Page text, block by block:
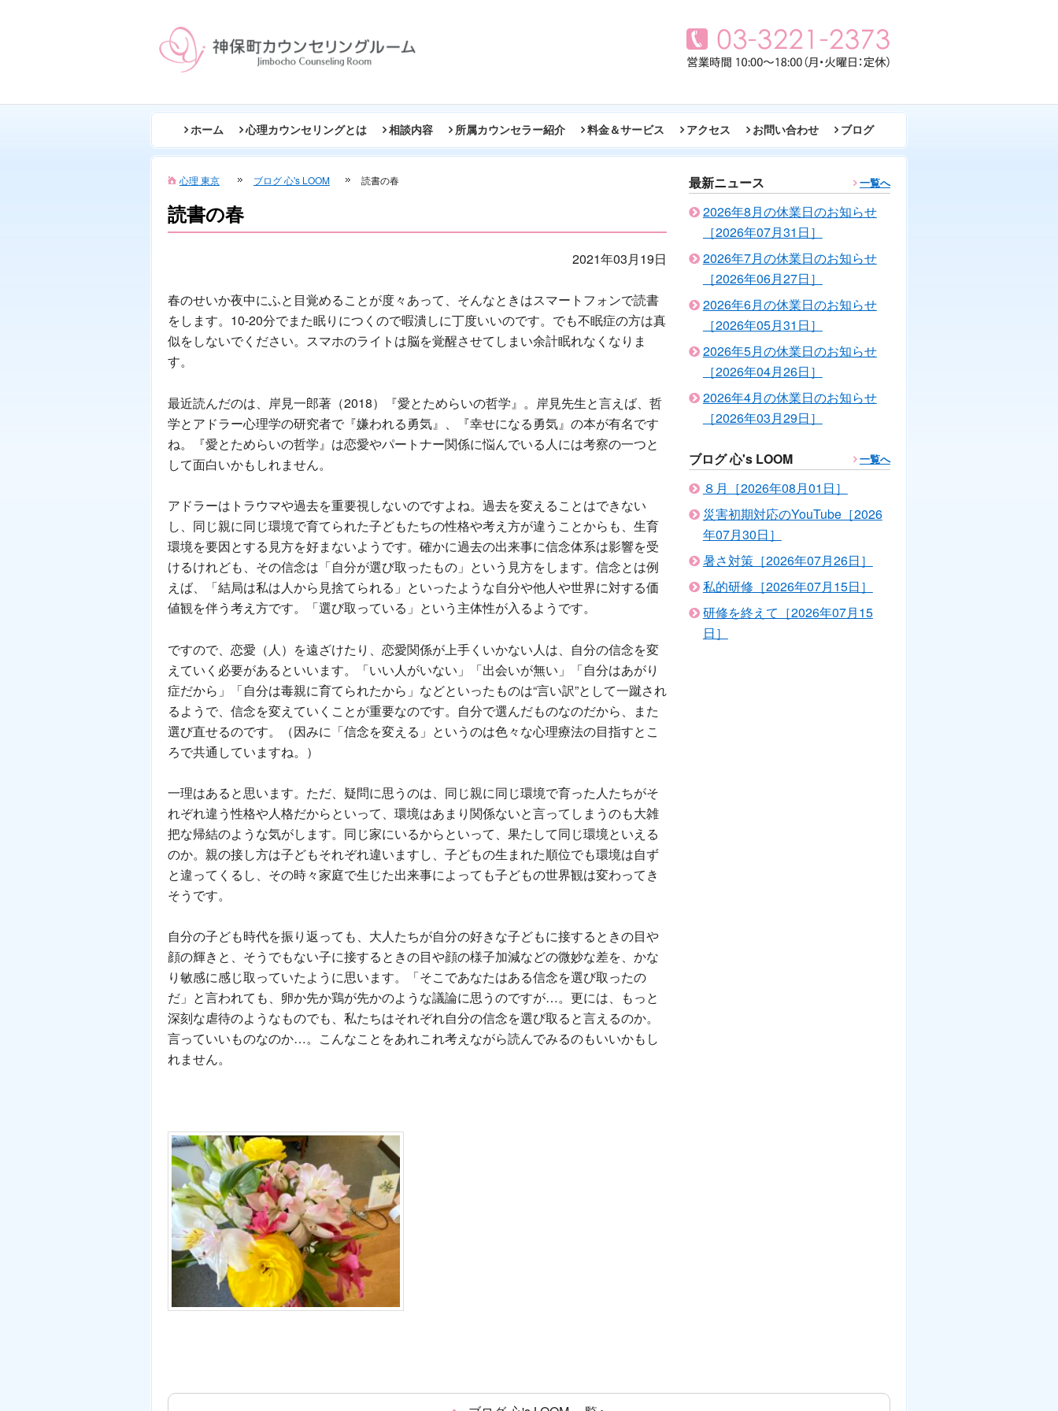
ホーム 心理カウンセリングとは 相談内容 所属カウンセラー紹介 料金＆サービス アクセス お問い合わせ ブログ
心理 東京 ブログ 心's LOOM 読書の春
読書の春
2021年03月19日
春のせいか夜中にふと目覚めることが度々あって、そんなときはスマートフォンで読書
をします。10-20分でまた眠りにつくので暇潰しに丁度いいのです。でも不眠症の方は真
似をしないでください。スマホのライトは脳を覚醒させてしまい余計眠れなくなりま
す。
最近読んだのは、岸見一郎著（2018）『愛とためらいの哲学』。岸見先生と言えば、哲
学とアドラー心理学の研究者で『嫌われる勇気』、『幸せになる勇気』の本が有名です
ね。『愛とためらいの哲学』は恋愛やパートナー関係に悩んでいる人には考察の一つと
して面白いかもしれません。
アドラーはトラウマや過去を重要視しないのですよね。過去を変えることはできない
し、同じ親に同じ環境で育てられた子どもたちの性格や考え方が違うことからも、生育
環境を要因とする見方を好まないようです。確かに過去の出来事に信念体系は影響を受
けるけれども、その信念は「自分が選び取ったもの」という見方をします。信念とは例
えば、「結局は私は人から見捨てられる」といったような自分や他人や世界に対する価
値観を伴う考え方です。「選び取っている」という主体性が入るようです。
ですので、恋愛（人）を遠ざけたり、恋愛関係が上手くいかない人は、自分の信念を変
えていく必要があるといいます。「いい人がいない」「出会いが無い」「自分はあがり
症だから」「自分は毒親に育てられたから」などといったものは“言い訳”として一蹴され
るようで、信念を変えていくことが重要なのです。自分で選んだものなのだから、また
選び直せるのです。（因みに「信念を変える」というのは色々な心理療法の目指すとこ
ろで共通していますね。）
一理はあると思います。ただ、疑問に思うのは、同じ親に同じ環境で育った人たちがそ
れぞれ違う性格や人格だからといって、環境はあまり関係ないと言ってしまうのも大雑
把な帰結のような気がします。同じ家にいるからといって、果たして同じ環境といえる
のか。親の接し方は子どもそれぞれ違いますし、子どもの生まれた順位でも環境は自ず
と違ってくるし、その時々家庭で生じた出来事によっても子どもの世界観は変わってき
そうです。
自分の子ども時代を振り返っても、大人たちが自分の好きな子どもに接するときの目や
顔の輝きと、そうでもない子に接するときの目や顔の様子加減などの微妙な差を、かな
り敏感に感じ取っていたように思います。「そこであなたはある信念を選び取ったの
だ」と言われても、卵か先か鶏が先かのような議論に思うのですが…。更には、もっと
深刻な虐待のようなものでも、私たちはそれぞれ自分の信念を選び取ると言えるのか。
言っていいものなのか…。こんなことをあれこれ考えながら読んでみるのもいいかもし
れません。
最新ニュース 一覧へ
2026年8月の休業日のお知らせ
［2026年07月31日］
2026年7月の休業日のお知らせ
［2026年06月27日］
2026年6月の休業日のお知らせ
［2026年05月31日］
2026年5月の休業日のお知らせ
［2026年04月26日］
2026年4月の休業日のお知らせ
［2026年03月29日］
ブログ 心's LOOM 一覧へ
８月［2026年08月01日］
災害初期対応のYouTube［2026
年07月30日］
暑さ対策［2026年07月26日］
私的研修［2026年07月15日］
研修を終えて［2026年07月15
日］